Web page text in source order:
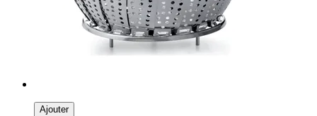
Ajouter